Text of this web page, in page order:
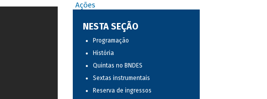
Ações
NESTA SEÇÃO
Programação
História
Quintas no BNDES
Sextas instrumentais
Reserva de ingressos